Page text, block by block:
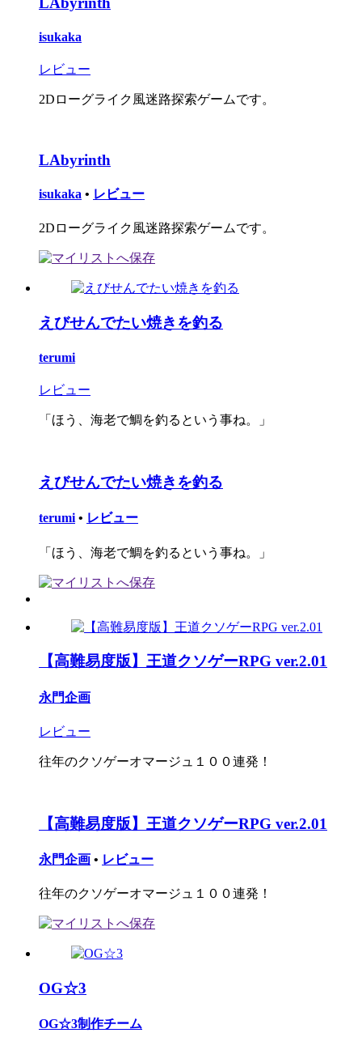
isukaka
レビュー
2Dローグライク風迷路探索ゲームです。
LAbyrinth
isukaka • レビュー
2Dローグライク風迷路探索ゲームです。
えびせんでたい焼きを釣る
terumi
レビュー
「ほう、海老で鯛を釣るという事ね。」
えびせんでたい焼きを釣る
terumi • レビュー
「ほう、海老で鯛を釣るという事ね。」
【高難易度版】王道クソゲーRPG ver.2.01
永門企画
レビュー
往年のクソゲーオマージュ１００連発！
【高難易度版】王道クソゲーRPG ver.2.01
永門企画 • レビュー
往年のクソゲーオマージュ１００連発！
OG☆3
OG☆3制作チーム